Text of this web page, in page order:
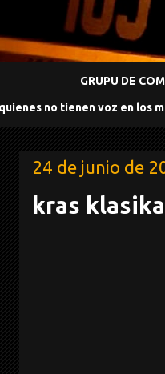
GRUPU DE
no tienen voz en los
24 de junio de
kras